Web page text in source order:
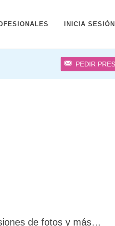
INICIA SESIÓN
PEDIR
de fotos y más…